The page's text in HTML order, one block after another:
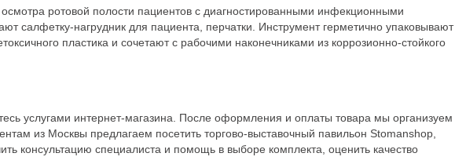
ротовой полости пациентов с диагностированными инфекционными
салфетку-нагрудник для пациента, перчатки. Инструмент герметично упаковывают
пластика и сочетают с рабочими наконечниками из коррозионно-стойкого
услугами интернет-магазина. После оформления и оплаты товара мы организуем
из Москвы предлагаем посетить торгово-выставочный павильон Stomanshop,
консультацию специалиста и помощь в выборе комплекта, оценить качество